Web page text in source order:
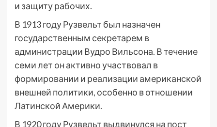
и защиту рабочих.
В 1913 году Рузвельт был назначен
государственным секретарем в
администрации Вудро Вильсона. В течение
семи лет он активно участвовал в
формировании и реализации американской
внешней политики, особенно в отношении
Латинской Америки.
В 1920 году Рузвельт выдвинулся на пост